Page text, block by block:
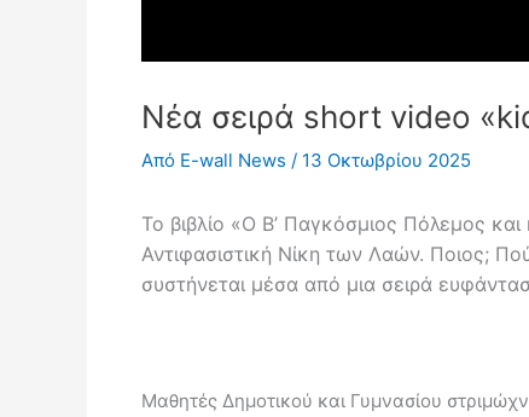
Νέα σειρά short video
Από E-wall News / 13 Οκτωβρίου 2025
Το βιβλίο «Ο Β’ Παγκόσμιος Πόλεμος
Αντιφασιστική Νίκη των Λαών. Ποιος;
συστήνεται μέσα από μια σειρά
Μαθητές Δημοτικού και Γυμνασίου